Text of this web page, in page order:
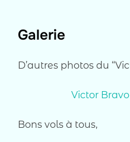
Galerie
D’autres photos du
Victor
Bons vols à tous,